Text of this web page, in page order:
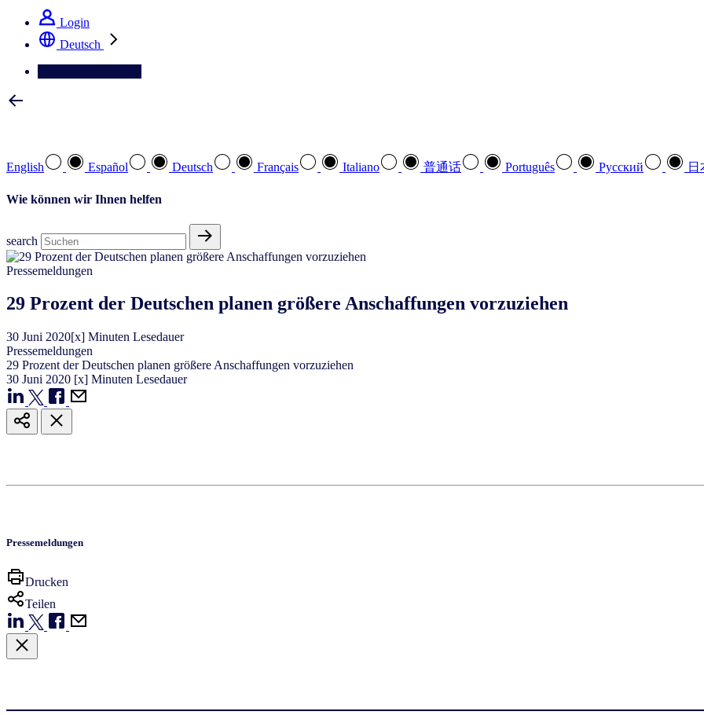
Login
Deutsch
English Español Deutsch Français Italiano 普通话 Português Pусский 日
Wie können wir Ihnen helfen
search
Pressemeldungen
29 Prozent der Deutschen planen größere Anschaffungen vorzuziehen
30 Juni 2020[x] Minuten Lesedauer
Pressemeldungen
29 Prozent der Deutschen planen größere Anschaffungen vorzuziehen
30 Juni 2020 [x] Minuten Lesedauer
Pressemeldungen
Drucken
Teilen